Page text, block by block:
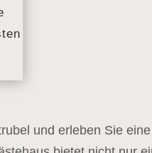
und erleben Sie